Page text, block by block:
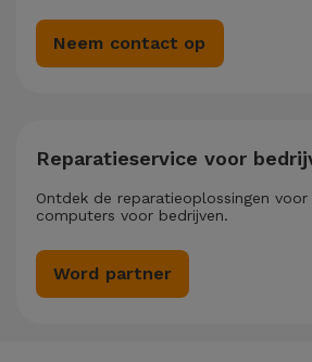
Neem contact op
Reparatieservice voor
Ontdek de reparatieoplossingen
computers voor bedrijven.
Word partner